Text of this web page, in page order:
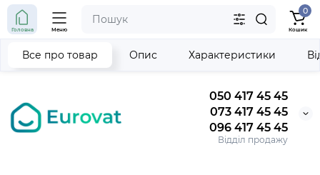
050 417 45 45
073 417 45 45
096 417 45 45
Відділ продажу
Головна Меню
0
Кошик
Все про товар Опис Характеристики